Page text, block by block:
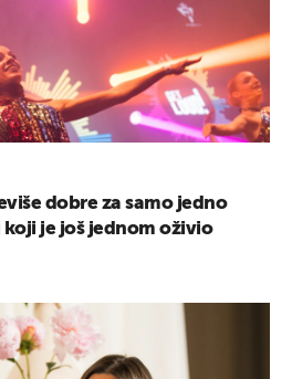
dobre za samo jedno
je još jednom oživio